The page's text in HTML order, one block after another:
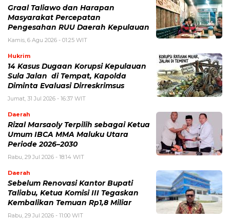
Graal Taliawo dan Harapan
Masyarakat Percepatan
Pengesahan RUU Daerah Kepulauan
Kamis, 6 Agu 2026 - 01:25 WIT
Hukrim
14 Kasus Dugaan Korupsi Kepulauan
Sula Jalan di Tempat, Kapolda
Diminta Evaluasi Dirreskrimsus
Jumat, 31 Jul 2026 - 16:37 WIT
Daerah
Rizal Marsaoly Terpilih sebagai Ketua
Umum IBCA MMA Maluku Utara
Periode 2026–2030
Rabu, 29 Jul 2026 - 18:14 WIT
Daerah
Sebelum Renovasi Kantor Bupati
Taliabu, Ketua Komisi III Tegaskan
Kembalikan Temuan Rp1,8 Miliar
Rabu, 29 Jul 2026 - 11:00 WIT